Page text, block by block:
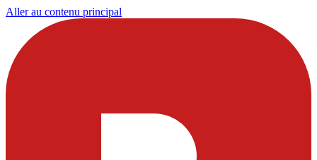
Aller au contenu principal